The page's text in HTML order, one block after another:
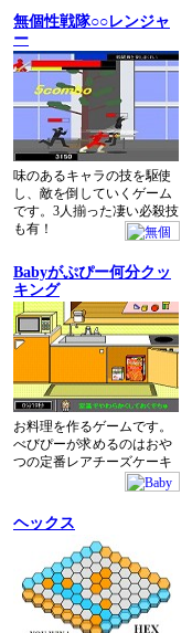
無個性戦隊○○レンジャ
ー
味のあるキャラの技を駆使
し、敵を倒していくゲーム
です。3人揃った凄い必殺技
も有！
Babyがぷぴー何分クッ
キング
お料理を作るゲームです。
べびぴーが求めるのはおや
つの定番レアチーズケーキ
ヘックス